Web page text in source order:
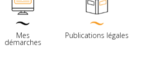
Mes
démarches
Publications légales